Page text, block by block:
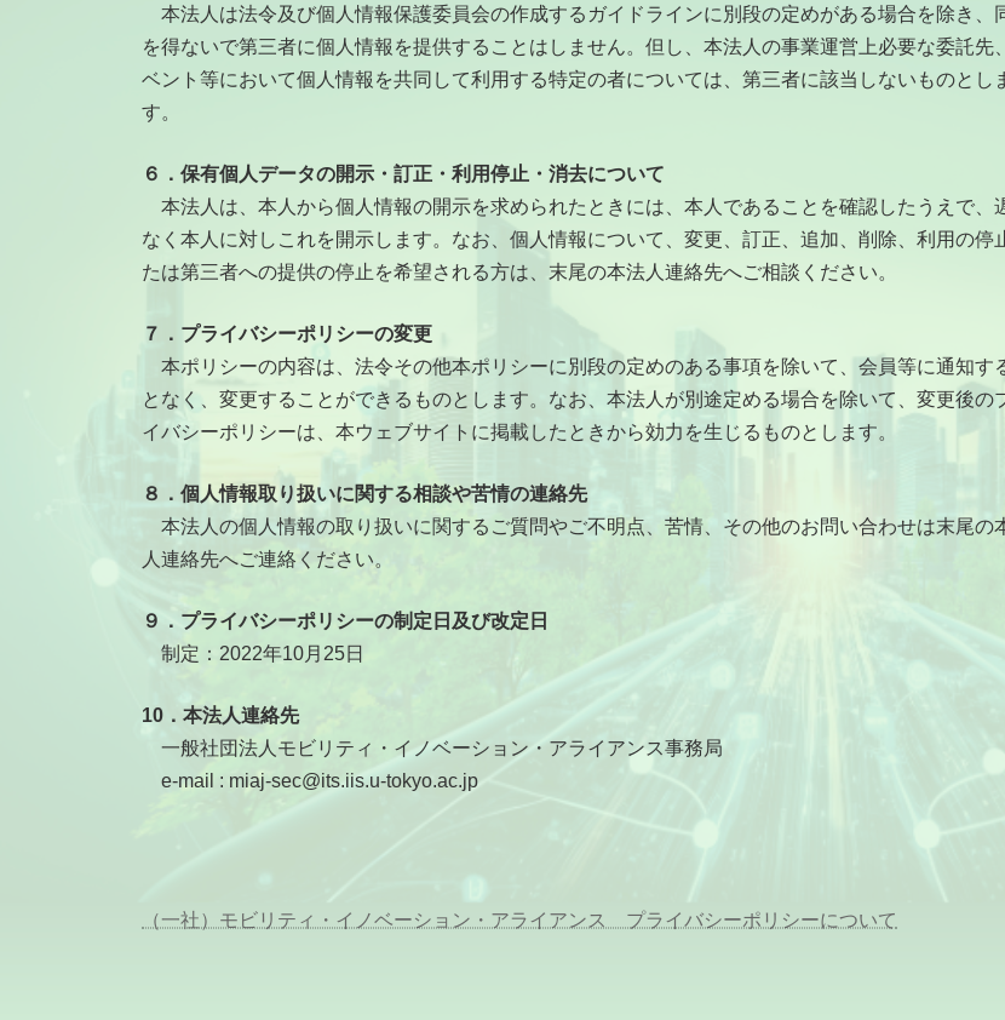
本法人は法令及び個人情報保護委員会の作成するガイドラインに別段の定めがある場合を除き、
を得ないで第三者に個人情報を提供することはしません。但し、本法人の事業運営上必要な委託先
ベント等において個人情報を共同して利用する特定の者については、第三者に該当しないものとし
す。
６．保有個人データの開示・訂正・利用停止・消去について
本法人は、本人から個人情報の開示を求められたときには、本人であることを確認したうえで、
なく本人に対しこれを開示します。なお、個人情報について、変更、訂正、追加、削除、利用の停
たは第三者への提供の停止を希望される方は、末尾の本法人連絡先へご相談ください。
７．プライバシーポリシーの変更
本ポリシーの内容は、法令その他本ポリシーに別段の定めのある事項を除いて、会員等に通知す
となく、変更することができるものとします。なお、本法人が別途定める場合を除いて、変更後の
イバシーポリシーは、本ウェブサイトに掲載したときから効力を生じるものとします。
８．個人情報取り扱いに関する相談や苦情の連絡先
本法人の個人情報の取り扱いに関するご質問やご不明点、苦情、その他のお問い合わせは末尾の
人連絡先へご連絡ください。
９．プライバシーポリシーの制定日及び改定日
制定：2022年10月25日
10．本法人連絡先
一般社団法人モビリティ・イノベーション・アライアンス事務局
e-mail : miaj-sec@its.iis.u-tokyo.ac.jp
（一社）モビリティ・イノベーション・アライアンス プライバシーポリシーについて